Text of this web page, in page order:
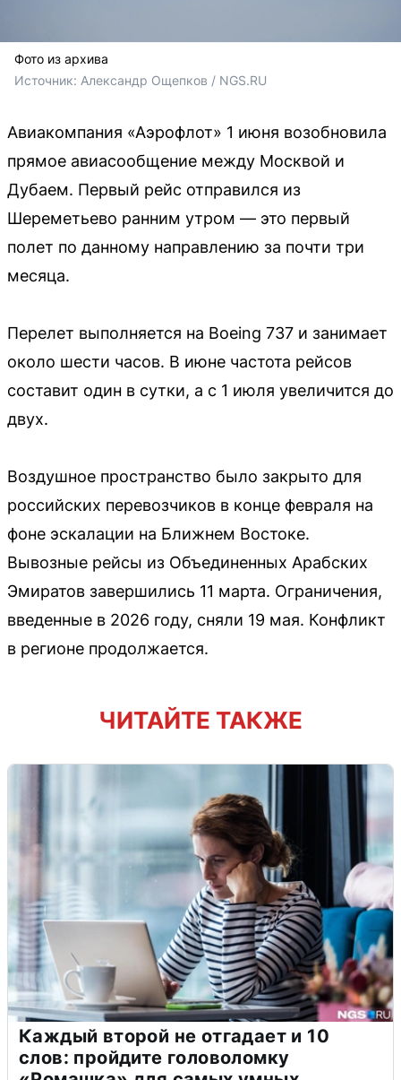
Фото из архива
Источник: Александр Ощепков / NGS.RU
Авиакомпания «Аэрофлот» 1 июня возобновила
прямое авиасообщение между Москвой и
Дубаем. Первый рейс отправился из
Шереметьево ранним утром — это первый
полет по данному направлению за почти три
месяца.
Перелет выполняется на Boeing 737 и занимает
около шести часов. В июне частота рейсов
составит один в сутки, а с 1 июля увеличится до
двух.
Воздушное пространство было закрыто для
российских перевозчиков в конце февраля на
фоне эскалации на Ближнем Востоке.
Вывозные рейсы из Объединенных Арабских
Эмиратов завершились 11 марта. Ограничения,
введенные в 2026 году, сняли 19 мая. Конфликт
в регионе продолжается.
ЧИТАЙТЕ ТАКЖЕ
Каждый второй не отгадает и 10
слов: пройдите головоломку